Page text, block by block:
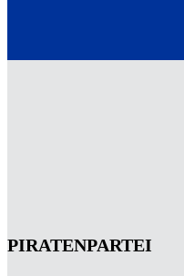
PIRATENPARTEI